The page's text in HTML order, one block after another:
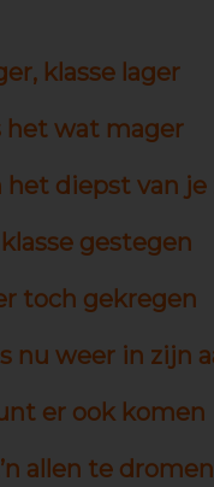
klasse lager
het wat mager
het diepst van je
gestegen
toch gekregen
nu weer in zijn
er ook komen
allen te dromen